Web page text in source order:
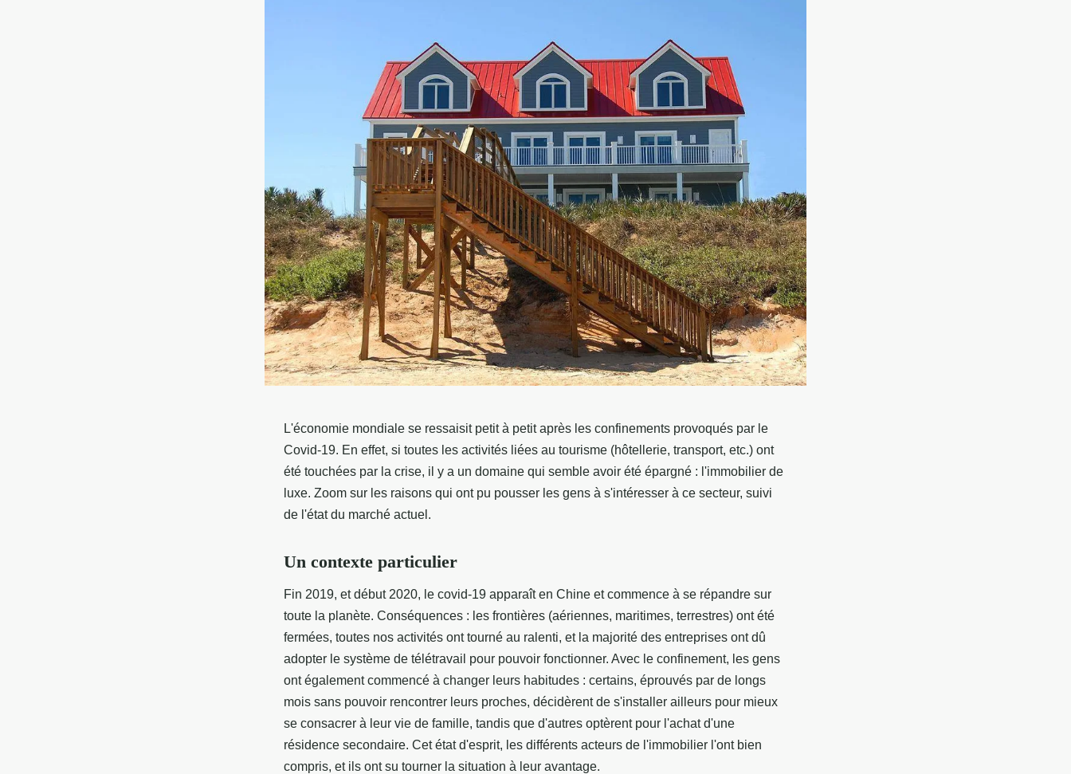
L'économie mondiale se ressaisit petit à petit après les confinements provoqués par le
Covid-19. En effet, si toutes les activités liées au tourisme (hôtellerie, transport, etc.) ont
été touchées par la crise, il y a un domaine qui semble avoir été épargné : l'immobilier de
luxe. Zoom sur les raisons qui ont pu pousser les gens à s'intéresser à ce secteur, suivi
de l'état du marché actuel.
Un contexte particulier
Fin 2019, et début 2020, le covid-19 apparaît en Chine et commence à se répandre sur
toute la planète. Conséquences : les frontières (aériennes, maritimes, terrestres) ont été
fermées, toutes nos activités ont tourné au ralenti, et la majorité des entreprises ont dû
adopter le système de télétravail pour pouvoir fonctionner. Avec le confinement, les gens
ont également commencé à changer leurs habitudes : certains, éprouvés par de longs
mois sans pouvoir rencontrer leurs proches, décidèrent de s'installer ailleurs pour mieux
se consacrer à leur vie de famille, tandis que d'autres optèrent pour l'achat d'une
résidence secondaire. Cet état d'esprit, les différents acteurs de l'immobilier l'ont bien
compris, et ils ont su tourner la situation à leur avantage.